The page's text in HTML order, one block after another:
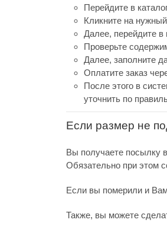
Перейдите в
Кликните на
Далее, перейдите в
Проверьте
Далее, заполните
Оплатите заказ
После этого в
уточнить по
Если размер не
Вы получаете посылку
Обязательно при этом
Если вы померили и
Также, вы можете